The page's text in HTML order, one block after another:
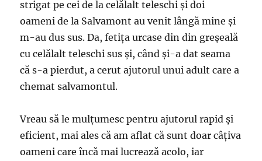
strigat pe cei de la celălalt teleschi și doi
oameni de la Salvamont au venit lângă mine și
m-au dus sus. Da, fetița urcase din din greșeală
cu celălalt teleschi sus și, când și-a dat seama
că s-a pierdut, a cerut ajutorul unui adult care a
chemat salvamontul.
Vreau să le mulțumesc pentru ajutorul rapid și
eficient, mai ales că am aflat că sunt doar câțiva
oameni care încă mai lucrează acolo, iar